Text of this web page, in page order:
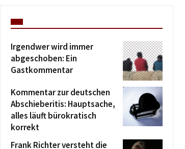
Irgendwer wird immer
abgeschoben: Ein
Gastkommentar
Kommentar zur deutschen
Abschieberitis: Hauptsache,
alles läuft bürokratisch
korrekt
Frank Richter versteht die